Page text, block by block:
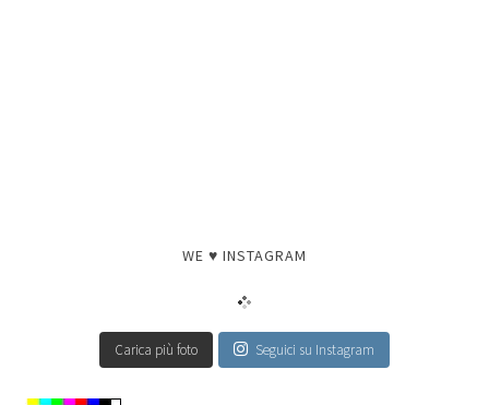
WE ♥ INSTAGRAM
Carica più foto Seguici su Instagram